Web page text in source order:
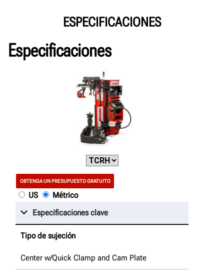
ESPECIFICACIONES
Especificaciones
OBTENGA UN PRESUPUESTO GRATUITO
US
Métrico
Especificaciones clave
Tipo de sujeción
Center w/Quick Clamp and Cam Plate